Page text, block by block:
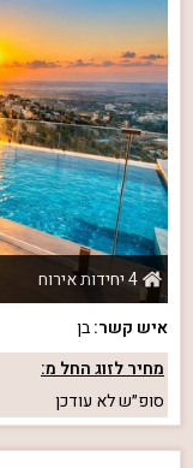
4 יחידות אירוח
איש קשר:בן
מחיר לזוג החל מ:
סופ״שלא עודכן